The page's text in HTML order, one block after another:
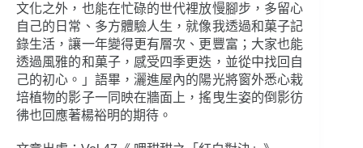
文化之外，也能在忙碌的世代裡放慢腳步，多留心
自己的日常、多方體驗人生，就像我透過和菓子記
錄生活，讓一年變得更有層次、更豐富；大家也能
透過風雅的和菓子，感受四季更迭，並從中找回自
己的初心。」語畢，灑進屋內的陽光將窗外悉心栽
培植物的影子一同映在牆面上，搖曳生姿的倒影彷
彿也回應著楊裕明的期待。